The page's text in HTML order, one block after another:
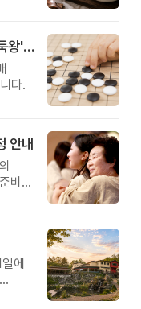
제3회 서초구 아버지센터배 '매너 바둑왕' 대회
다.
안내
비해
에